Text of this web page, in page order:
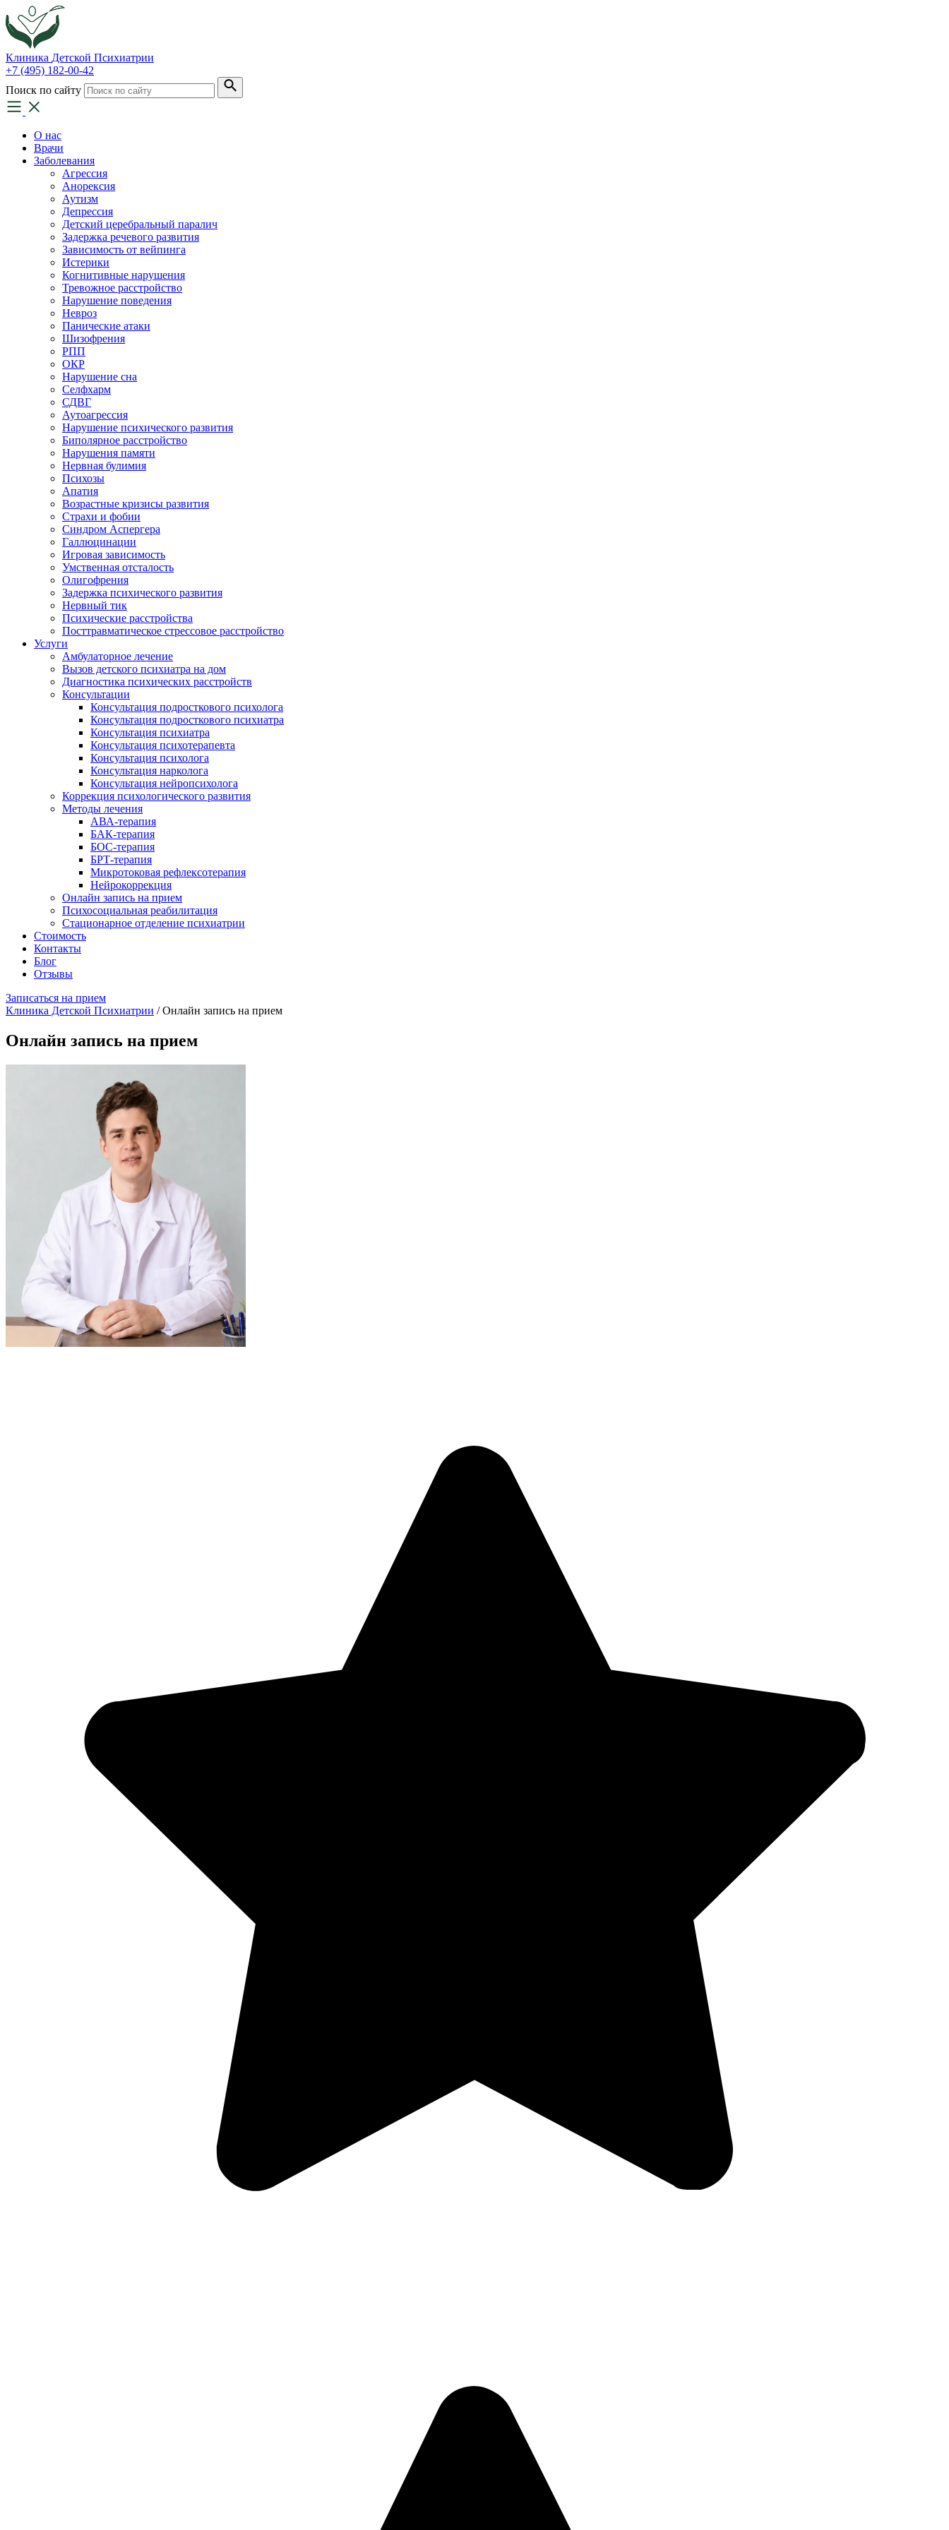
Клиника Детской Психиатрии
+7 (495) 182-00-42
Поиск по сайту
О нас
Врачи
Заболевания
Агрессия
Анорексия
Аутизм
Депрессия
Детский церебральный паралич
Задержка речевого развития
Зависимость от вейпинга
Истерики
Когнитивные нарушения
Тревожное расстройство
Нарушение поведения
Невроз
Панические атаки
Шизофрения
РПП
ОКР
Нарушение сна
Селфхарм
СДВГ
Аутоагрессия
Нарушение психического развития
Биполярное расстройство
Нарушения памяти
Нервная булимия
Психозы
Апатия
Возрастные кризисы развития
Страхи и фобии
Синдром Аспергера
Галлюцинации
Игровая зависимость
Умственная отсталость
Олигофрения
Задержка психического развития
Нервный тик
Психические расстройства
Посттравматическое стрессовое расстройство
Услуги
Амбулаторное лечение
Вызов детского психиатра на дом
Диагностика психических расстройств
Консультации
Консультация подросткового психолога
Консультация подросткового психиатра
Консультация психиатра
Консультация психотерапевта
Консультация психолога
Консультация нарколога
Консультация нейропсихолога
Коррекция психологического развития
Методы лечения
АВА-терапия
БАК-терапия
БОС-терапия
БРТ-терапия
Микротоковая рефлексотерапия
Нейрокоррекция
Онлайн запись на прием
Психосоциальная реабилитация
Стационарное отделение психиатрии
Стоимость
Контакты
Блог
Отзывы
Записаться на прием
Клиника Детской Психиатрии /Онлайн запись на прием
Онлайн запись на прием